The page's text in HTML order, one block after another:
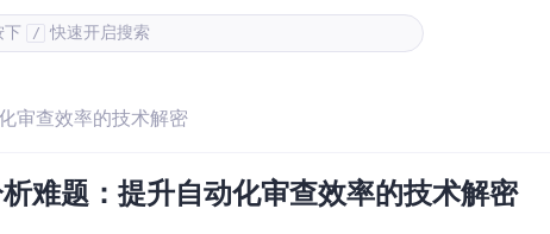
下 / 快速开启搜索
审查效率的技术解密
难题：提升自动化审查效率的技术解密